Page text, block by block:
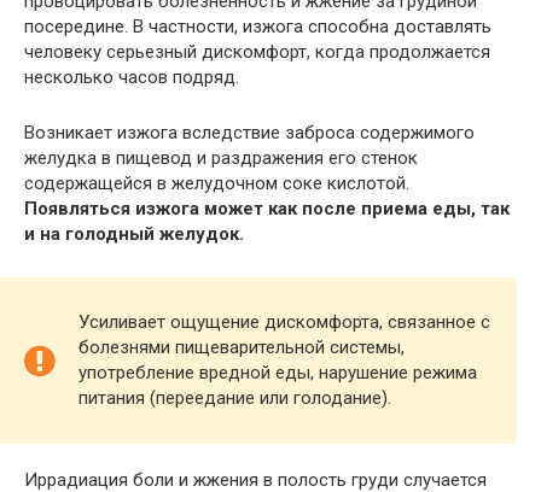
посередине. В частности, изжога способна доставлять
человеку серьезный дискомфорт, когда продолжается
несколько часов подряд.
Возникает изжога вследствие заброса содержимого
желудка в пищевод и раздражения его стенок
содержащейся в желудочном соке кислотой.
Появляться изжога может как после приема еды, так
и на голодный желудок.
Усиливает ощущение дискомфорта, связанное с
болезнями пищеварительной системы,
употребление вредной еды, нарушение режима
питания (переедание или голодание).
Иррадиация боли и жжения в полость груди случается